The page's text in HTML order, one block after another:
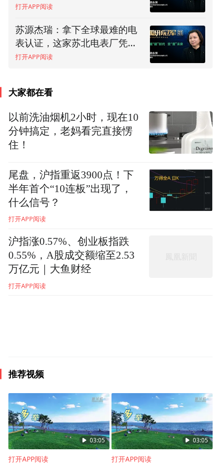
中。同年10月24日，威海广泰的前身——威
海特种电源设备厂，从威海电冰柜厂独立出
来，中国首家空港地面设备研发制造企业诞
生了。
空港地面装备是小众市场，却是先进技术的
局面，广泰用32年的时间，完成了空港地面
设备全系列产品的国产化，赢得国内市场
50%的占有率。目前，威海广泰累计研发出
脊梁”。由于威海广泰制衡，进口设备价格普
缩短90天，售后配件供应时间平均缩短60
天，产品质保期极大延长。32年深耕不辍，
威海广泰累计为国家直接节约外汇金额超12
亿美元，5种装备世界首创，27种装备填补国
打开APP阅读
苏源杰瑞：拿下全球最难的电
表认证，这家苏北电表厂凭什
么？(上）
打开APP阅读
大家都在看
以前洗油烟机2小时，现在10
分钟搞定，老妈看完直接愣
住！
尾盘，沪指重返3900点！下
半年首个“10连板”出现了，
什么信号？
打开APP阅读
沪指涨0.57%、创业板指跌
0.55%，A股成交额缩至2.53
万亿元｜大鱼财经
打开APP阅读
推荐视频
03:05
打开APP阅读
03:05
打开APP阅读